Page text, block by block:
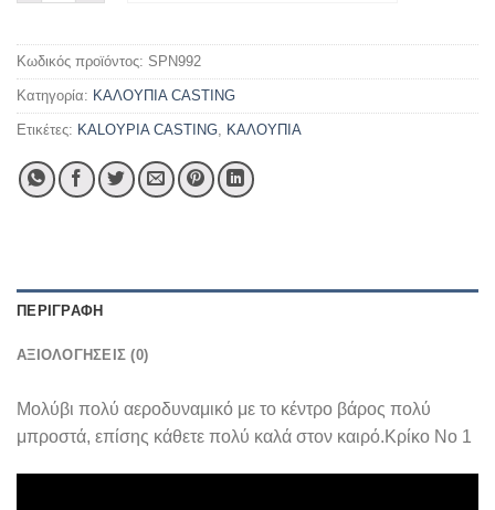
Κωδικός προϊόντος: SPN992
Κατηγορία: ΚΑΛΟΥΠΙΑ CASTING
Ετικέτες: KALOYPIA CASTING ΚΑΛΟΥΠΙΑ
ΠΕΡΙΓΡΑΦΉ
ΑΞΙΟΛΟΓΉΣΕΙΣ (0)
Μολύβι πολύ αεροδυναμικό με το κέντρο βάρος πολύ
μπροστά, επίσης κάθετε πολύ καλά στον καιρό.Κρίκο Νο 1